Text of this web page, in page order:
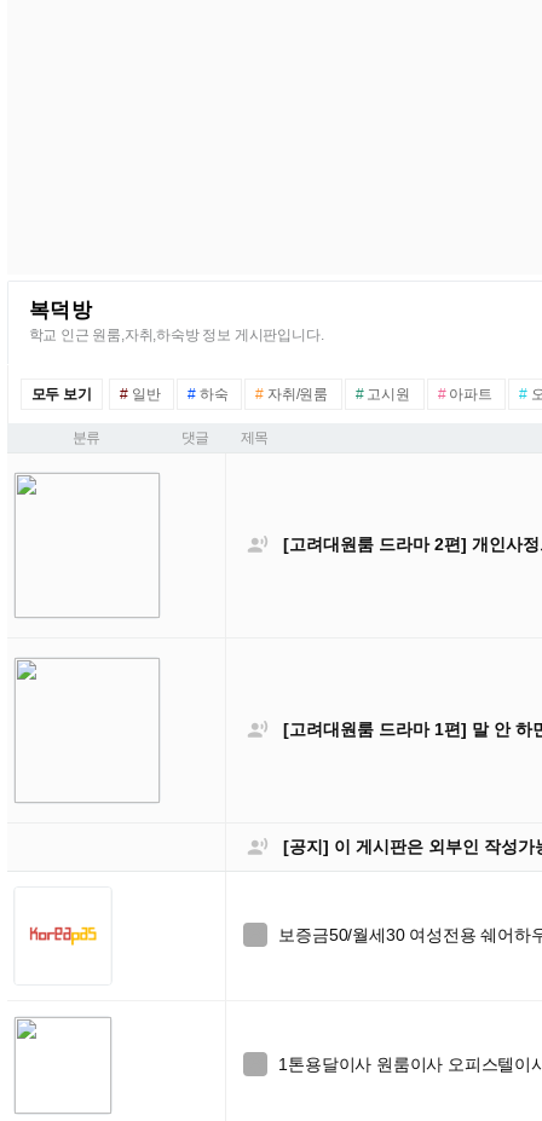
복덕방
학교 인근 원룸,자취,하숙방 정보 게시판입니다.
모두 보기 # 일반 # 하숙 # 자취/원룸 #고시원 #아파트 #
분류 댓글 제목
 [고려대원룸 드라마 2편] 개인사
 [고려대원룸 드라마 1편] 말 안 하
 [공지] 이 게시판은 외부인 작성가
보증금50/월세30 여성전용 쉐어하
1톤용달이사 원룸이사 오피스텔